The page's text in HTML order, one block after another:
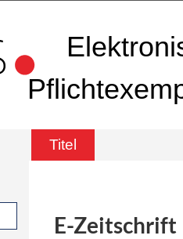
Titel
E-Zeitschrift